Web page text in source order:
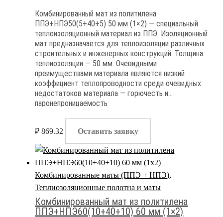
Комбинированный мат из политилена
ППЭ+НПЭ50(5+40+5) 50 мм (1×2) — специальный
теплоизоляционный материал из ППЭ. Изоляционный
мат предназначается для теплоизоляции различных
строительных и инженерных конструкций. Толщина
теплиозоляции — 50 мм. Очевидными
преимуществами материала являются низкий
коэффициент теплопроводности среди очевидных
недостатоков материала — горючесть и
паронепроницаемость
₽ 869.32 Оставить заявку
Комбинированные маты (ППЭ + НПЭ),
Теплиозоляционные полотна и маты
Комбинированный мат из политилена
ППЭ+НПЭ60(10+40+10) 60 мм (1×2)